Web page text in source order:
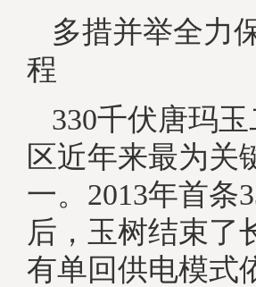
多措并举全力
程
330千伏唐玛
区近年来最为关
一。2013年首条
后，玉树结束了
有单回供电模式